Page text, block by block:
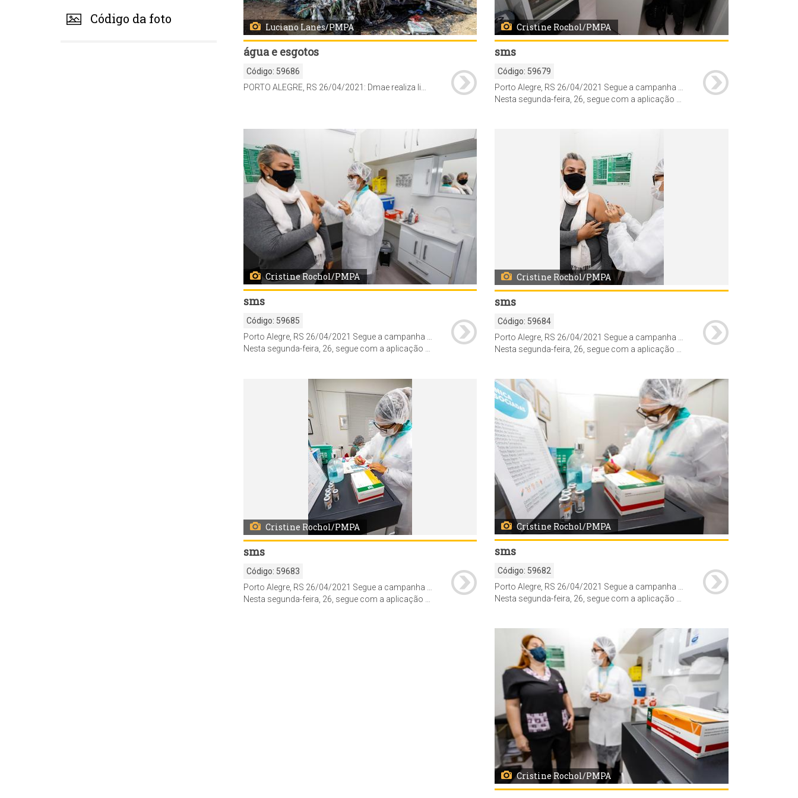
Código da foto
Luciano Lanes/PMPA
água e esgotos
Código: 59686
Cristine Rochol/PMPA
sms
Código: 59679
Nesta segunda-feira, 26, segue com a aplicação de segunda dose para profissionais de saúde vacinados em farmácias há pelo menos 21 dias e a administração de vacinas para estagiários em serviços de saúde de cursos universitários da área da saúde cujos nomes constam em listas enviadas à Diretoria de Vigilância em Saúde pelas universidades.
Cristine Rochol/PMPA
sms
Código: 59685
Porto Alegre, RS 26/04/2021 Segue a campanha de imunização contra Covid-19 nas farmácias parceiras da prefeitura.
Nesta segunda-feira, 26, segue com a aplicação de segunda dose para profissionais de saúde vacinados em farmácias há pelo menos 21 dias e a administração de vacinas para estagiários em serviços de saúde de cursos universitários da área da saúde cujos nomes constam em listas enviadas à Diretoria de Vigilância em Saúde pelas universidades.
Cristine Rochol/PMPA
sms
Código: 59684
Nesta segunda-feira, 26, segue com a aplicação de segunda dose para profissionais de saúde vacinados em farmácias há pelo menos 21 dias e a administração de vacinas para estagiários em serviços de saúde de cursos universitários da área da saúde cujos nomes constam em listas enviadas à Diretoria de Vigilância em Saúde pelas universidades.
Cristine Rochol/PMPA
sms
Código: 59683
Nesta segunda-feira, 26, segue com a aplicação de segunda dose para profissionais de saúde vacinados em farmácias há pelo menos 21 dias e a administração de vacinas para estagiários em serviços de saúde de cursos universitários da área da saúde cujos nomes constam em listas enviadas à Diretoria de Vigilância em Saúde pelas universidades.
Cristine Rochol/PMPA
sms
Código: 59682
Porto Alegre, RS 26/04/2021 Segue a campanha de imunização contra Covid-19 nas farmácias parceiras da prefeitura.
Nesta segunda-feira, 26, segue com a aplicação de segunda dose para profissionais de saúde vacinados em farmácias há pelo menos 21 dias e a administração de vacinas para estagiários em serviços de saúde de cursos universitários da área da saúde cujos nomes constam em listas enviadas à Diretoria de Vigilância em Saúde pelas universidades.
Cristine Rochol/PMPA